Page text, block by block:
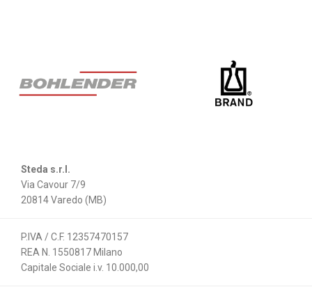
Steda s.r.l.
Via Cavour 7/9
20814 Varedo (MB)
P.IVA / C.F. 12357470157
REA N. 1550817 Milano
Capitale Sociale i.v. 10.000,00